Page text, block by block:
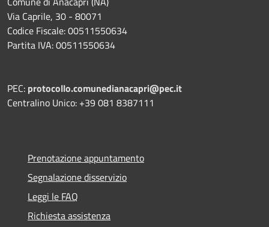
Via Caprile, 30 - 80071
Codice Fiscale: 00511550634
Partita IVA: 00511550634
PEC: protocollo.comunedianacapri@pec.it
Centralino Unico: +39 081 8387111
Prenotazione appuntamento
Segnalazione disservizio
Leggi le FAQ
Richiesta assistenza